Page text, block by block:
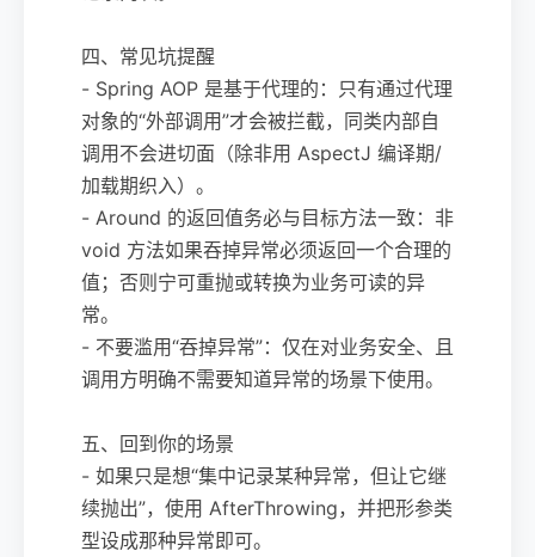
四、常见坑提醒
- Spring AOP 是基于代理的：只有通过代理
对象的“外部调用”才会被拦截，同类内部自
调用不会进切面（除非用 AspectJ 编译期/
加载期织入）。
- Around 的返回值务必与目标方法一致：非
void 方法如果吞掉异常必须返回一个合理的
值；否则宁可重抛或转换为业务可读的异
常。
- 不要滥用“吞掉异常”：仅在对业务安全、且
调用方明确不需要知道异常的场景下使用。
五、回到你的场景
- 如果只是想“集中记录某种异常，但让它继
续抛出”，使用 AfterThrowing，并把形参类
型设成那种异常即可。